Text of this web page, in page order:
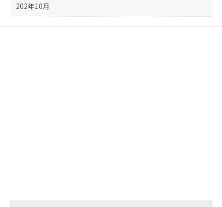
202年10月